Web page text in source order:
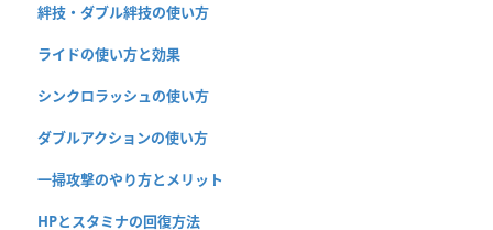
絆技・ダブル絆技の使い方
ライドの使い方と効果
シンクロラッシュの使い方
ダブルアクションの使い方
一掃攻撃のやり方とメリット
HPとスタミナの回復方法